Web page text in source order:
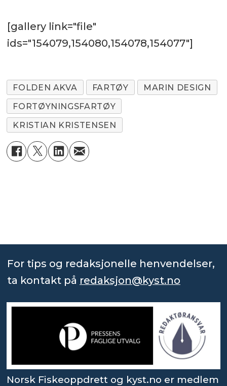
[gallery link="file"
ids="154079,154080,154078,154077"]
FOLDEN AKVA FARTØY
MARIN DESIGN
FORTØYNINGSFARTØY
KRISTIAN KRISTENSEN
For tips og redaksjonelle henvendelser,
ta kontakt på redaksjon@kyst.no
Norsk Fiskeoppdrett og kyst.no er medlem